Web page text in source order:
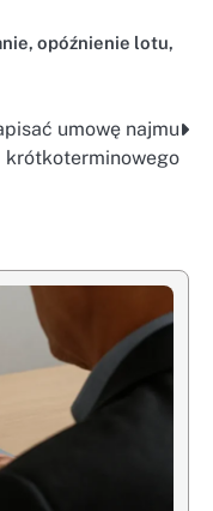
, opóźnienie lotu,
umowę najmu
krótkoterminowego